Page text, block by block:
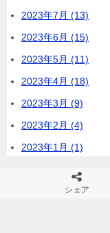
2023年7月 (13)
2023年6月 (15)
2023年5月 (11)
2023年4月 (18)
2023年3月 (9)
2023年2月 (4)
2023年1月 (1)
最近のコメント
シェア